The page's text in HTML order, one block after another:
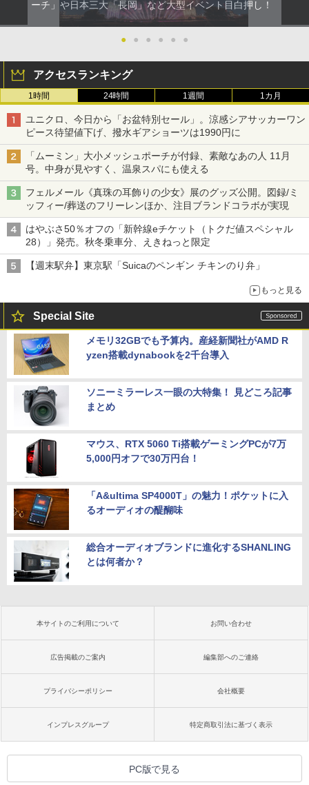
ーチ」や日本三大「長岡」など大型イベント目白押し！
● ● ● ● ● ●
アクセスランキング
1時間 24時間 1週間 1カ月
ユニクロ、今日から「お盆特別セール」。涼感シアサッカーワン
ピース待望値下げ、撥水ギアショーツは1990円に
「ムーミン」大小メッシュポーチが付録、素敵なあの人 11月
号。中身が見やすく、温泉スパにも使える
フェルメール《真珠の耳飾りの少女》展のグッズ公開。図録/ミ
ッフィー/葬送のフリーレンほか、注目ブランドコラボが実現
はやぶさ50％オフの「新幹線eチケット（トクだ値スペシャル
28）」発売。秋冬乗車分、えきねっと限定
【週末駅弁】東京駅「Suicaのペンギン チキンのり弁」
もっと見る
Special Site
メモリ32GBでも予算内。産経新聞社がAMD R
yzen搭載dynabookを2千台導入
ソニーミラーレス一眼の大特集！ 見どころ記事
まとめ
マウス、RTX 5060 Ti搭載ゲーミングPCが7万
5,000円オフで30万円台！
「A&ultima SP4000T」の魅力！ポケットに入
るオーディオの醍醐味
総合オーディオブランドに進化するSHANLING
とは何者か？
本サイトのご利用について お問い合わせ
広告掲載のご案内 編集部へのご連絡
プライバシーポリシー 会社概要
インプレスグループ 特定商取引法に基づく表示
PC版で見る